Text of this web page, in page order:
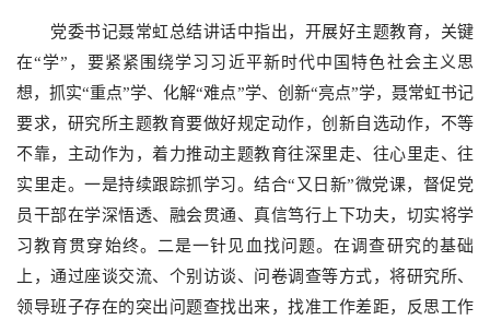
党委书记聂常虹总结讲话中指出，开展好主题教育，关键
在“学”，要紧紧围绕学习习近平新时代中国特色社会主义思
想，抓实“重点”学、化解“难点”学、创新“亮点”学，聂常虹书记
要求，研究所主题教育要做好规定动作，创新自选动作，不等
不靠，主动作为，着力推动主题教育往深里走、往心里走、往
实里走。一是持续跟踪抓学习。结合“又日新”微党课，督促党
员干部在学深悟透、融会贯通、真信笃行上下功夫，切实将学
习教育贯穿始终。二是一针见血找问题。在调查研究的基础
上，通过座谈交流、个别访谈、问卷调查等方式，将研究所、
领导班子存在的突出问题查找出来，找准工作差距，反思工作